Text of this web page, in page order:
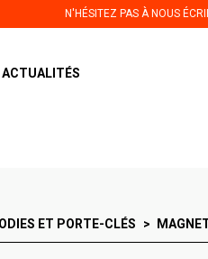
N'HÉSITEZ PAS À NOUS
ACTUALITÉS
ET PORTE-CLÉS